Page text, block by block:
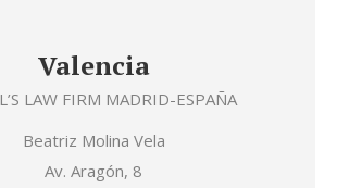
Valencia
LAW FIRM MADRID-ESPAÑA
Beatriz Molina Vela
Av. Aragón, 8